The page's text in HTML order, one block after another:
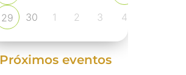
29
30 1 2 3 4
Próximos eventos